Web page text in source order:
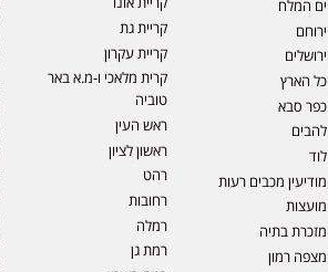
ים המלח
ירוחם
ירושלים
כל הארץ
כפר סבא
להבים
לוד
מודיעין מכבים רעות
מועצות
מזכרת בתיה
מצפה רמון
קריית גת
קריית עקרון
קרית מלאכי ו-מ.א באר
טוביה
ראש העין
ראשון לציון
רהט
רחובות
רמלה
רמת גן